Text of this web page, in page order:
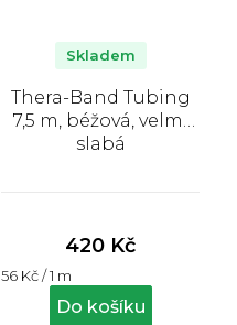
Thera-Band Tubing
7,5 m, béžová, velmi
slabá
produktu
5,0
Skladem
420 Kč
Měrná
56 Kč / 1 m
Do košíku